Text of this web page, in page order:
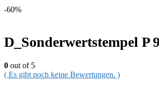
-60%
D_Sonderwertstempel P
0 out of 5
( Es gibt noch keine Bewertungen. )